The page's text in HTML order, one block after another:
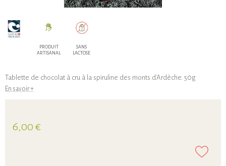
PRODUIT
ARTISANAL
SANS
LACTOSE
Tablette de chocolat à cru à la spiruline des monts d'Ardèche. 50g
En savoir +
6,00 €